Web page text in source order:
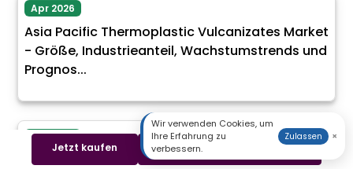
Apr 2026
Asia Pacific Thermoplastic Vulcanizates Market
- Größe, Industrieanteil, Wachstumstrends und
Prognos...
Apr 2026
Pharmamembranfiltrationsmarkt - Größe,
Jetzt kaufen Beispiel herunterladen
Wir verwenden Cookies, um
Ihre Erfahrung zu
verbessern.
Zulassen ×